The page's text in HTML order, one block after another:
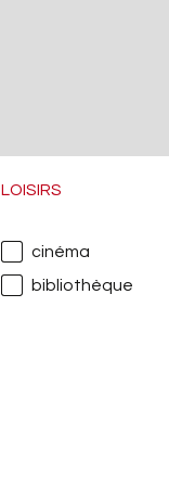
LOISIRS
cinéma
bibliothèque